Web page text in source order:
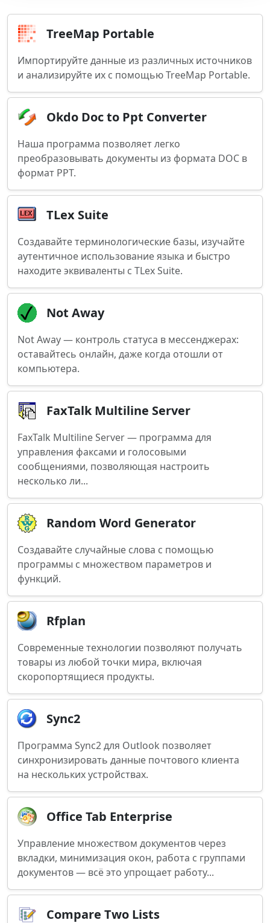
TreeMap Portable
Импортируйте данные из различных источников
и анализируйте их с помощью TreeMap Portable.
Okdo Doc to Ppt Converter
Наша программа позволяет легко
преобразовывать документы из формата DOC в
формат PPT.
TLex Suite
Создавайте терминологические базы, изучайте
аутентичное использование языка и быстро
находите эквиваленты с TLex Suite.
Not Away
Not Away — контроль статуса в мессенджерах:
оставайтесь онлайн, даже когда отошли от
компьютера.
FaxTalk Multiline Server
FaxTalk Multiline Server — программа для
управления факсами и голосовыми
сообщениями, позволяющая настроить
несколько ли...
Random Word Generator
Создавайте случайные слова с помощью
программы с множеством параметров и
функций.
Rfplan
Современные технологии позволяют получать
товары из любой точки мира, включая
скоропортящиеся продукты.
Sync2
Программа Sync2 для Outlook позволяет
синхронизировать данные почтового клиента
на нескольких устройствах.
Office Tab Enterprise
Управление множеством документов через
вкладки, минимизация окон, работа с группами
документов — всё это упрощает работу...
Compare Two Lists